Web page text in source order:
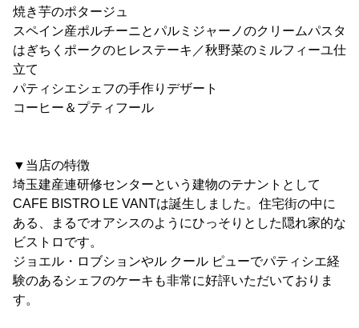
焼き芋のポタージュ
スペイン産ポルチーニとパルミジャーノのクリームパスタ
はぎちくポークのヒレステーキ／秋野菜のミルフィーユ仕
立て
パティシエシェフの手作りデザート
コーヒー＆プティフール
▼当店の特徴
埼玉建産連研修センターという建物のテナントとして
CAFE BISTRO LE VANTは誕生しました。住宅街の中に
ある、まるでオアシスのようにひっそりとした隠れ家的な
ビストロです。
ジョエル・ロブションやル クール ピューでパティシエ経
験のあるシェフのケーキも非常に好評いただいておりま
す。